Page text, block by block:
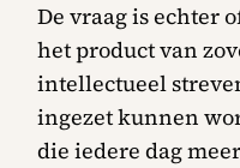
De vraag is echter
het product van
intellectueel
ingezet kunnen
die iedere dag